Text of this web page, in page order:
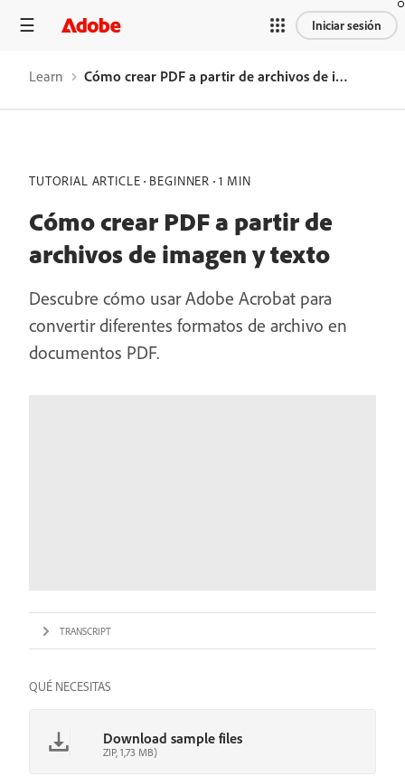
Iniciar sesión
Learn Cómo crear PDF a partir de archivos de imagen y texto
TUTORIAL ARTICLE BEGINNER 1 MIN
Cómo crear PDF a partir de
archivos de imagen y texto
Descubre cómo usar Adobe Acrobat para
convertir diferentes formatos de archivo en
documentos PDF.
TRANSCRIPT
QUÉ NECESITAS
Download sample files
ZIP, 1,73 MB)